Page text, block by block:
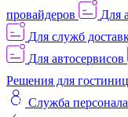
провайдеров
Для
Для служб
Для автосервисов
Решения для
Служба персонала